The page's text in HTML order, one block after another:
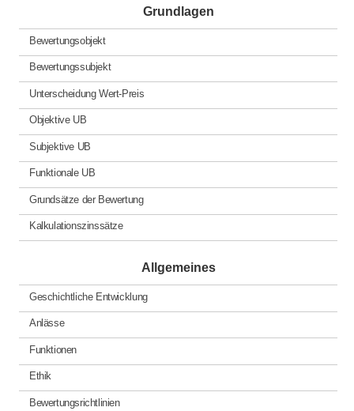
Grundlagen
Bewertungsobjekt
Bewertungssubjekt
Unterscheidung Wert-Preis
Objektive UB
Subjektive UB
Funktionale UB
Grundsätze der Bewertung
Kalkulationszinssätze
Allgemeines
Geschichtliche Entwicklung
Anlässe
Funktionen
Ethik
Bewertungsrichtlinien